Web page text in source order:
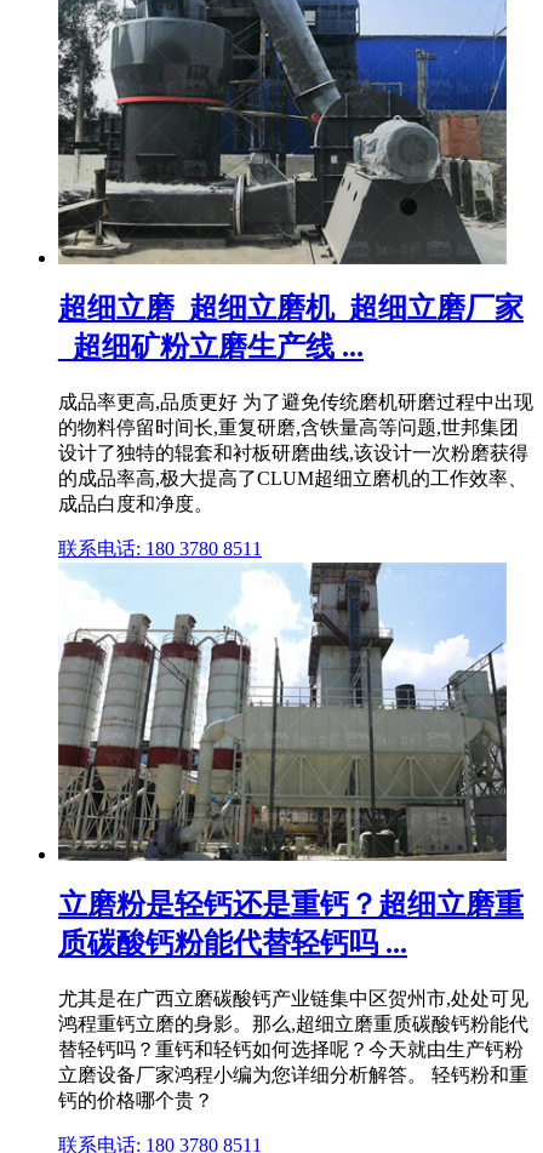
超细立磨_超细立磨机_超细立磨厂家
_超细矿粉立磨生产线 ...
成品率更高,品质更好 为了避免传统磨机研磨过程中出现
的物料停留时间长,重复研磨,含铁量高等问题,世邦集团
设计了独特的辊套和衬板研磨曲线,该设计一次粉磨获得
的成品率高,极大提高了CLUM超细立磨机的工作效率、
成品白度和净度。
联系电话: 180 3780 8511
立磨粉是轻钙还是重钙？超细立磨重
质碳酸钙粉能代替轻钙吗 ...
尤其是在广西立磨碳酸钙产业链集中区贺州市,处处可见
鸿程重钙立磨的身影。那么,超细立磨重质碳酸钙粉能代
替轻钙吗？重钙和轻钙如何选择呢？今天就由生产钙粉
立磨设备厂家鸿程小编为您详细分析解答。 轻钙粉和重
钙的价格哪个贵？
联系电话: 180 3780 8511